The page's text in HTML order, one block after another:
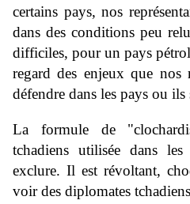
certains pays, nos
dans des conditions peu
difficiles, pour un pays
regard des enjeux que nos
défendre dans les pays ou ils
La formule de
tchadiens utilisée dans
exclure. Il est révoltant,
voir des diplomates